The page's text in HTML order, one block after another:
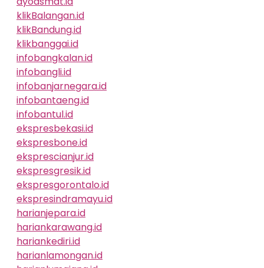
klikBalangan.id
klikBandung.id
klikbanggai.id
infobangkalan.id
infobangli.id
infobanjarnegara.id
infobantaeng.id
infobantul.id
ekspresbekasi.id
ekspresbone.id
eksprescianjur.id
ekspresgresik.id
ekspresgorontalo.id
ekspresindramayu.id
harianjepara.id
hariankarawang.id
hariankediri.id
harianlamongan.id